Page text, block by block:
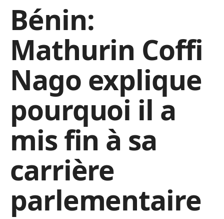
Bénin:
Mathurin Coffi
Nago explique
pourquoi il a
mis fin à sa
carrière
parlementaire